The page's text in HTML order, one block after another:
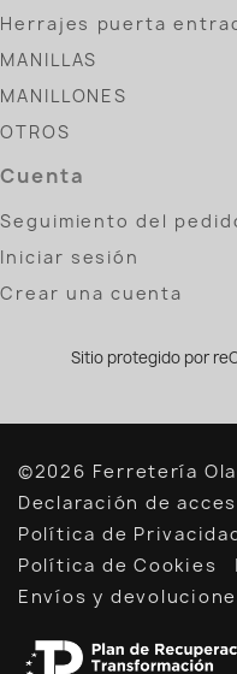
Herrajes puerta
MANILLAS
MANILLONES
OTROS
Cuenta
Seguimiento del
Iniciar sesión
Crear una cuenta
Sitio protegido por
©2026 Ferretería
Declaración de
Política de
Política de Cookies
Envíos y